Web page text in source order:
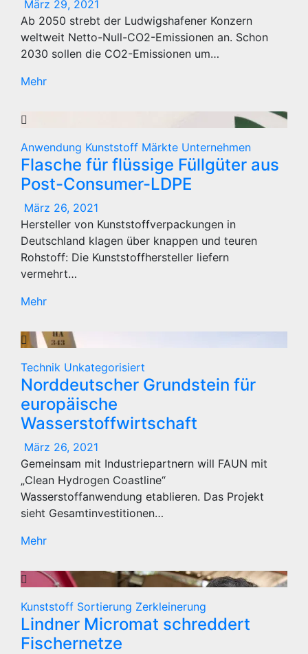
März 29, 2021
Ab 2050 strebt der Ludwigshafener Konzern
weltweit Netto-Null-CO2-Emissionen an. Schon
2030 sollen die CO2-Emissionen um…
Mehr
Anwendung Kunststoff Märkte Unternehmen
Flasche für flüssige Füllgüter aus
Post-Consumer-LDPE
März 26, 2021
Hersteller von Kunststoffverpackungen in
Deutschland klagen über knappen und teuren
Rohstoff: Die Kunststoffhersteller liefern
vermehrt…
Mehr
Technik Unkategorisiert
Norddeutscher Grundstein für
europäische
Wasserstoffwirtschaft
März 26, 2021
Gemeinsam mit Industriepartnern will FAUN mit
„Clean Hydrogen Coastline“
Wasserstoffanwendung etablieren. Das Projekt
sieht Gesamtinvestitionen…
Mehr
Kunststoff Sortierung Zerkleinerung
Lindner Micromat schreddert
Fischernetze